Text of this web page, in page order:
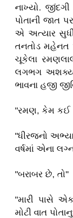
નાખ્યો.
પોતાની જાત
એ અત્યાર સુધી
તનતોડ મહેનત
ચૂકેલા
લગભગ
ભાવના હજી
"રમણ, કેમ કઈ
"ધીરજનો
વર્ષમાં એના
"બરાબર છે, તો"
"મારી પાસે
મોટી વાત